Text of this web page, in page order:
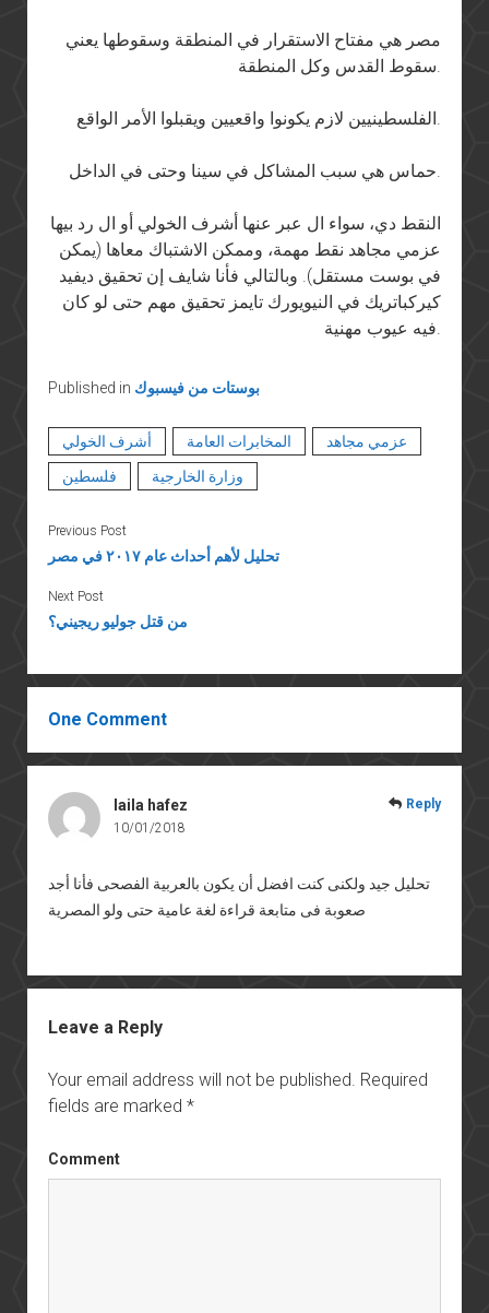
مصر هي مفتاح الاستقرار في المنطقة وسقوطها يعني
سقوط القدس وكل المنطقة.
الفلسطينيين لازم يكونوا واقعيين ويقبلوا الأمر الواقع.
حماس هي سبب المشاكل في سينا وحتى في الداخل.
النقط دي، سواء ال عبر عنها أشرف الخولي أو ال رد بيها
عزمي مجاهد نقط مهمة، وممكن الاشتباك معاها (يمكن
في بوست مستقل). وبالتالي فأنا شايف إن تحقيق ديفيد
كيركباتريك في النيويورك تايمز تحقيق مهم حتى لو كان
فيه عيوب مهنية.
Published in بوستات من فيسبوك
أشرف الخولي المخابرات العامة
عزمي مجاهد
فلسطين
وزارة الخارجية
Previous Post
تحليل لأهم أحداث عام ٢٠١٧ في مصر
Next Post
من قتل جوليو ريجيني؟
One Comment
laila hafez
10/01/2018
تحليل جيد ولكنى كنت افضل أن يكون بالعربية الفصحى فأنا أجد
صعوبة فى متابعة قراءة لغة عامية حتى ولو المصرية
Reply
Leave a Reply
Your email address will not be published. Required
fields are marked *
Comment